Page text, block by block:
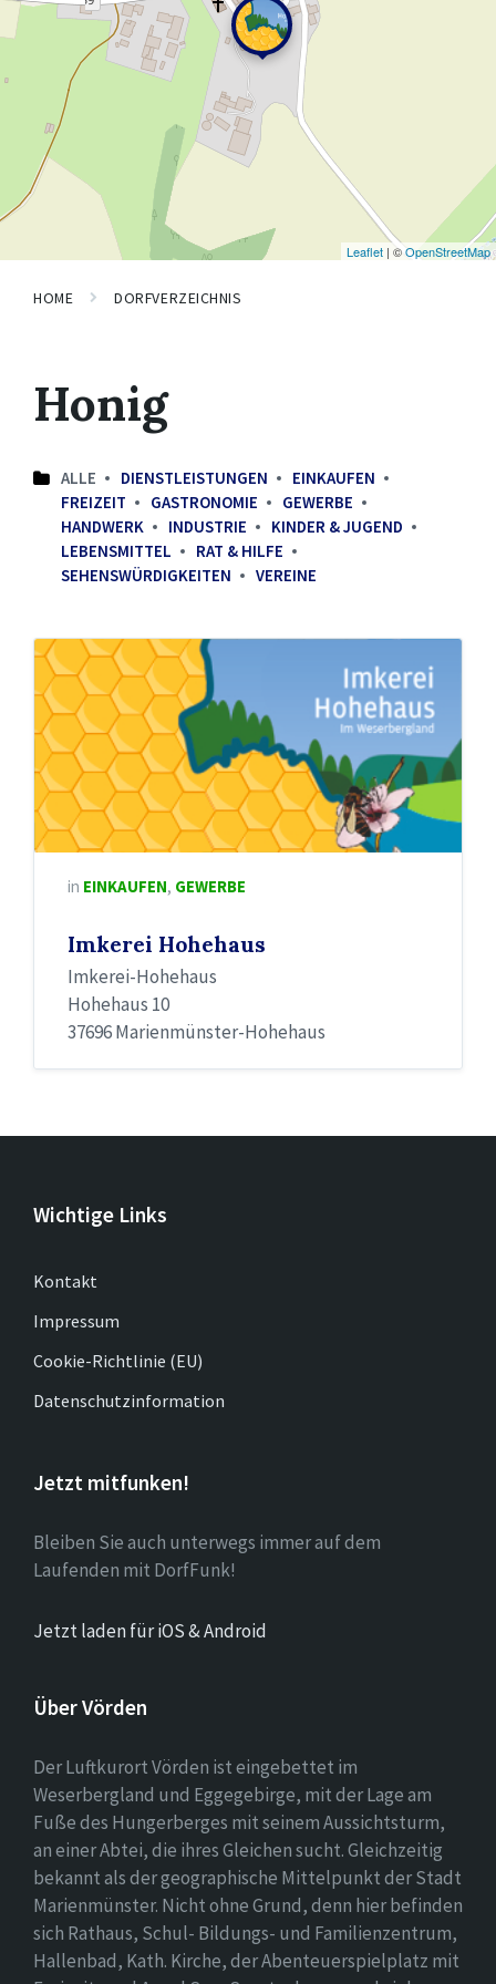
Leaflet | ©OpenStreetMap
HOME DORFVERZEICHNIS
Honig
ALLE DIENSTLEISTUNGEN
EINKAUFEN
FREIZEIT
GASTRONOMIE
GEWERBE
HANDWERK
INDUSTRIE
KINDER & JUGEND
LEBENSMITTEL
RAT & HILFE
SEHENSWÜRDIGKEITEN
VEREINE
in EINKAUFEN, GEWERBE
Imkerei Hohehaus
Imkerei-Hohehaus
Hohehaus 10
37696 Marienmünster-Hohehaus
Wichtige Links
Kontakt
Impressum
Cookie-Richtlinie (EU)
Datenschutzinformation
Jetzt mitfunken!
Bleiben Sie auch unterwegs immer auf dem
Laufenden mit DorfFunk!
Jetzt laden für iOS & Android
Über Vörden
Der Luftkurort Vörden ist eingebettet im
Weserbergland und Eggegebirge, mit der Lage am
Fuße des Hungerberges mit seinem Aussichtsturm,
an einer Abtei, die ihres Gleichen sucht. Gleichzeitig
bekannt als der geographische Mittelpunkt der Stadt
Marienmünster. Nicht ohne Grund, denn hier befinden
sich Rathaus, Schul- Bildungs- und Familienzentrum,
Hallenbad, Kath. Kirche, der Abenteuerspielplatz mit